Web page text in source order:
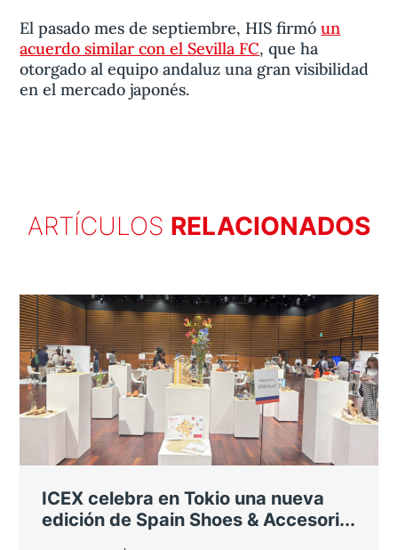
El pasado mes de septiembre, HIS firmóun
acuerdo similar con el Sevilla FC, que ha
otorgado al equipo andaluz una gran visibilidad
en el mercado japonés.
ARTÍCULOS RELACIONADOS
ICEX celebra en Tokio una nueva
edición de Spain Shoes & Accesori...